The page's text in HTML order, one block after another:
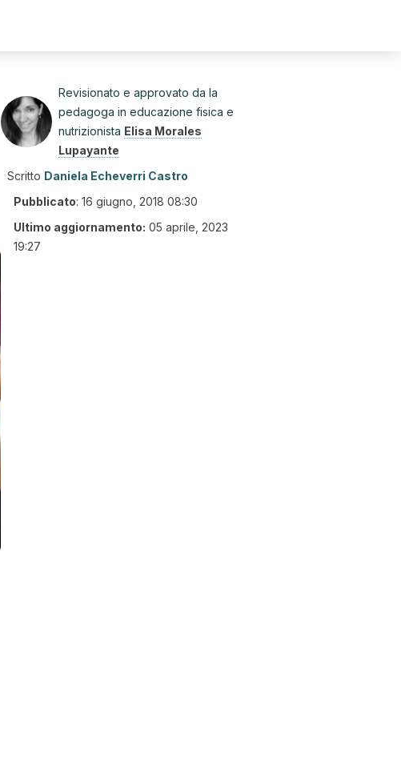
Revisionato e approvato da la
pedagoga in educazione fisica e
nutrizionista Elisa Morales
Lupayante
Scritto Daniela Echeverri Castro
Pubblicato: 16 giugno, 2018 08:30
Ultimo aggiornamento: 05 aprile, 2023
19:27